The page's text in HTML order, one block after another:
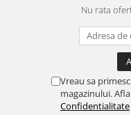
Nu rata
Vreau sa
magazinului.
Confidentialitate